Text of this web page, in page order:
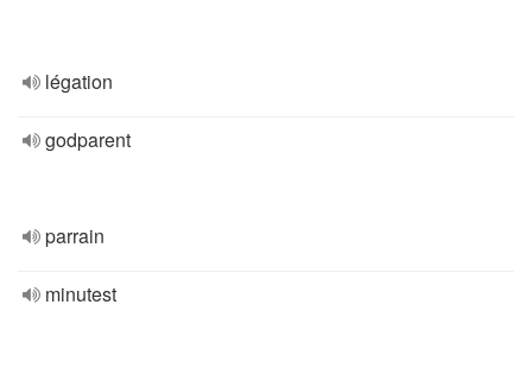
légation
godparent
parrain
minutest